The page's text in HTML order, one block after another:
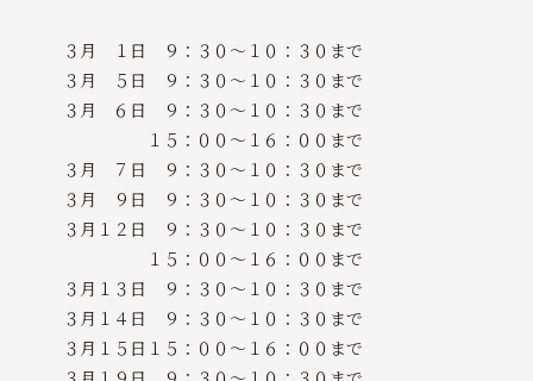
３月 １日 ９：３０～１０：３０まで
３月 ５日 ９：３０～１０：３０まで
３月 ６日 ９：３０～１０：３０まで
１５：００～１６：００まで
３月 ７日 ９：３０～１０：３０まで
３月 ９日 ９：３０～１０：３０まで
３月１２日 ９：３０～１０：３０まで
１５：００～１６：００まで
３月１３日 ９：３０～１０：３０まで
３月１４日 ９：３０～１０：３０まで
３月１５日１５：００～１６：００まで